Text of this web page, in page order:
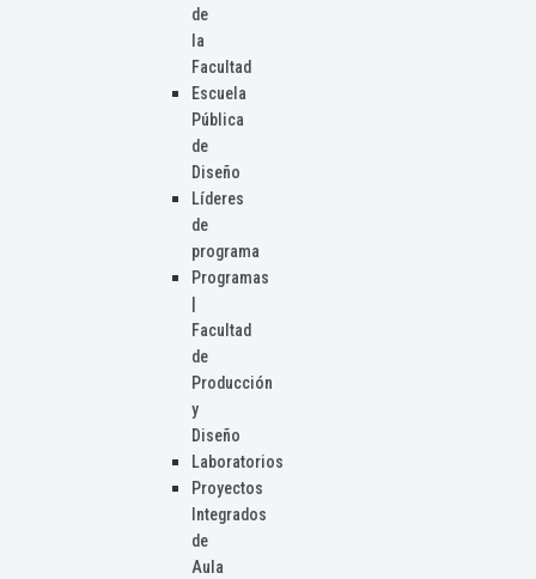
de
la
Facultad
Escuela
Pública
de
Diseño
Líderes
de
programa
Programas
Facultad
de
Producción
y
Diseño
Laboratorios
Proyectos
Integrados
de
Aula